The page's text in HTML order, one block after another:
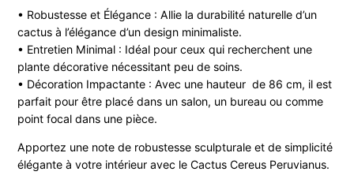
• Robustesse et Élégance : Allie la durabilité naturelle d’un
cactus à l’élégance d’un design minimaliste.
• Entretien Minimal : Idéal pour ceux qui recherchent une
plante décorative nécessitant peu de soins.
• Décoration Impactante : Avec une hauteur de 86 cm, il est
parfait pour être placé dans un salon, un bureau ou comme
point focal dans une pièce.
Apportez une note de robustesse sculpturale et de simplicité
élégante à votre intérieur avec le Cactus Cereus Peruvianus.